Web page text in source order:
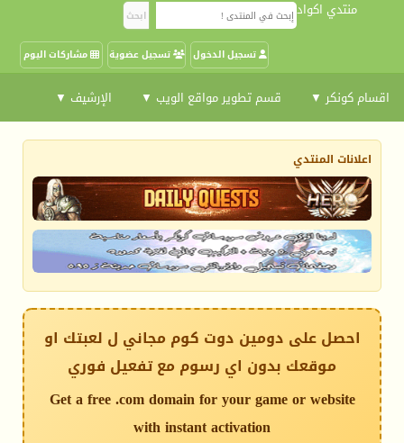
منتدي اكواد
مشاركات اليوم تسجيل عضوية تسجيل الدخول
اقسام كونكر ▼ قسم تطوير مواقع الويب ▼ الإرشيف ▼
اعلانات المنتدي
احصل على دومين دوت كوم مجاني ل لعبتك او
موقعك بدون اي رسوم مع تفعيل فوري
Get a free .com domain for your game or website
with instant activation